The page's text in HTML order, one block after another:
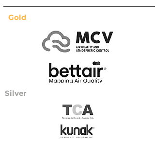
Gold
Silver